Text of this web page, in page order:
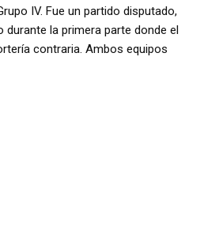
IV. Fue un partido disputado,
durante la primera parte donde el
contraria. Ambos equipos